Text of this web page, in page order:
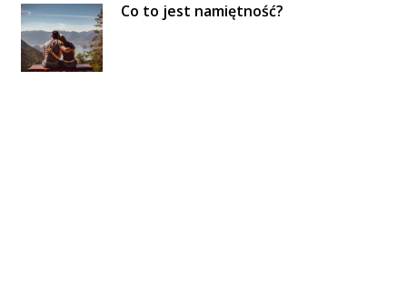
Co to jest namiętność?